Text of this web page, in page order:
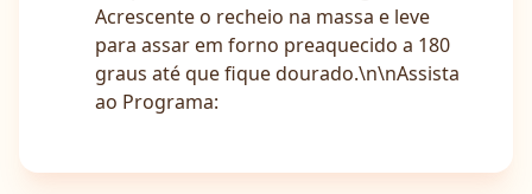
Acrescente o recheio na massa e leve
para assar em forno preaquecido a 180
graus até que fique dourado.\n\nAssista
ao Programa: